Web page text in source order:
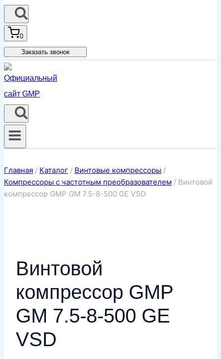
0
Заказать звонок
Главная / Каталог / Винтовые компрессоры /
Компрессоры с частотным преобразователем / Винтовой
компрессор GMP GM 7.5-8-500 GE VSD
Винтовой
компрессор GMP
GM 7.5-8-500 GE
VSD